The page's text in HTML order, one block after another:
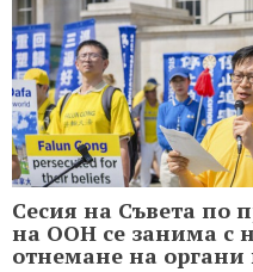
Сесия на Съвета по
на ООН се занима с
отнемане на органи